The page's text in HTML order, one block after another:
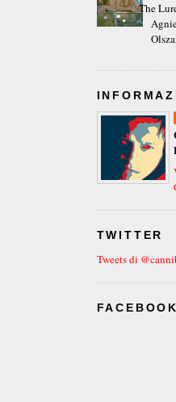
The
TWITTER
Tweets di
FACEBOOK